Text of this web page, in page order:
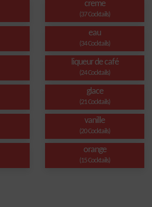
creme
(37 Cocktails)
eau
(34 Cocktails)
liqueur de café
(24 Cocktails)
glace
(21 Cocktails)
vanille
(20 Cocktails)
orange
(15 Cocktails)